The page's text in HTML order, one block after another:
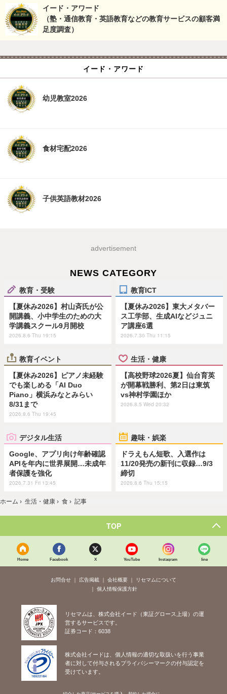
イード・アワード
（塾・通信教育・英語教育などの教育サービスの顧客満
足度調査）
イード・アワード
幼児教室2026
食材宅配2026
子供英語教材2026
advertisement
NEWS CATEGORY
教育・受験
【夏休み2026】村山斉氏が公
開講義、小中学生のための大
学講義スクール9月開校
2026.8.6 Thu 19:15
教育ICT
【夏休み2026】東大メタバー
ス工学部、生成AIなどジュニ
ア講座6選
2026.7.30 Thu 11:15
教育イベント
【夏休み2026】ピアノ未経験
でも楽しめる「AI Duo
Piano」横浜みなとみらい
8/31まで
2026.8.6 Thu 19:45
生活・健康
【高校野球2026夏】仙台育英
が開幕戦勝利、第2日は東筑
vs神村学園ほか
2026.8.5 Wed 20:32
デジタル生活
Google、アプリ向け年齢確認
APIを年内に世界展開…未成年
者保護を強化
2026.7.31 Fri 13:45
趣味・娯楽
ドラえもん短歌、入選作は
11/20発売の新刊に収録…9/3
締切
2026.8.6 Thu 15:15
ホーム › 生活・健康 › 食 › 記事
TOP
Home Facebook X YouTube Instagram line
お問合せ 広告掲載 会社概要
リセマムについて
個人情報保護方針
リセマムは、株式会社イード（東証グロース上場）の運
営するサービスです。
証券コード：6038
株式会社イードは、個人情報の適切な取扱いを行う事業
者に対して付与されるプライバシーマークの付与認定を
受けています。